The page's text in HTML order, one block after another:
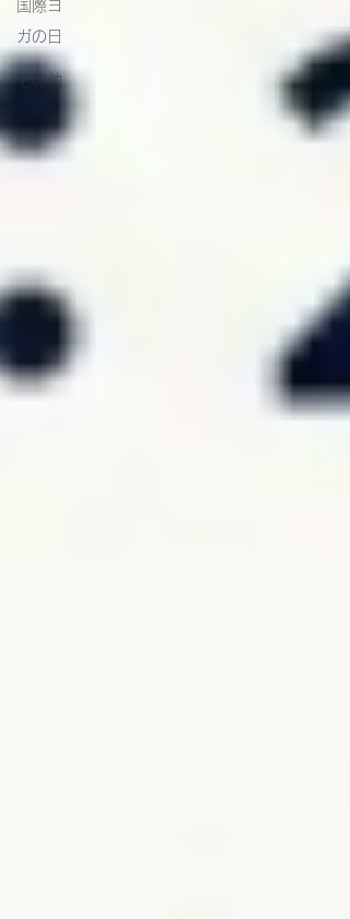
国際ヨ
ガの日
その他